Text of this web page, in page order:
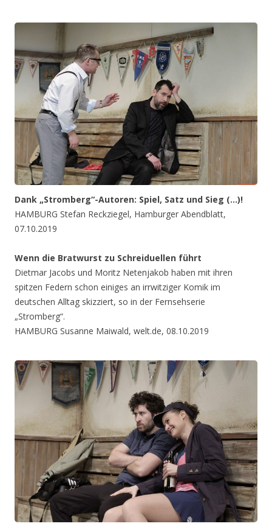
Dank „Stromberg“-Autoren: Spiel, Satz und Sieg (…)!
HAMBURG Stefan Reckziegel, Hamburger Abendblatt,
07.10.2019
Wenn die Bratwurst zu Schreiduellen führt
Dietmar Jacobs und Moritz Netenjakob haben mit ihren
spitzen Federn schon einiges an irrwitziger Komik im
deutschen Alltag skizziert, so in der Fernsehserie
„Stromberg“.
HAMBURG Susanne Maiwald, welt.de, 08.10.2019